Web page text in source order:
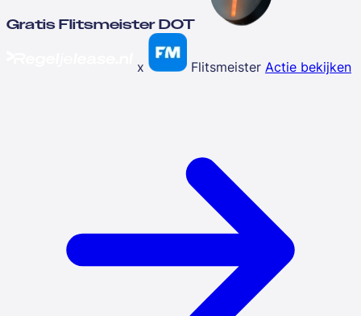
Gratis Flitsmeister DOT
x Flitsmeister Actie bekijken